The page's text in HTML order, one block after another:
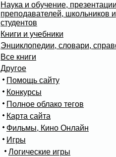
Наука и обучение,
преподавателей, школьников и
студентов
Книги и учебники
Энциклопедии, словари,
Все книги
Другое
Помощь сайту
Конкурсы
Полное облако тегов
Карта сайта
Фильмы, Кино Онлайн
Игры
Логические игры